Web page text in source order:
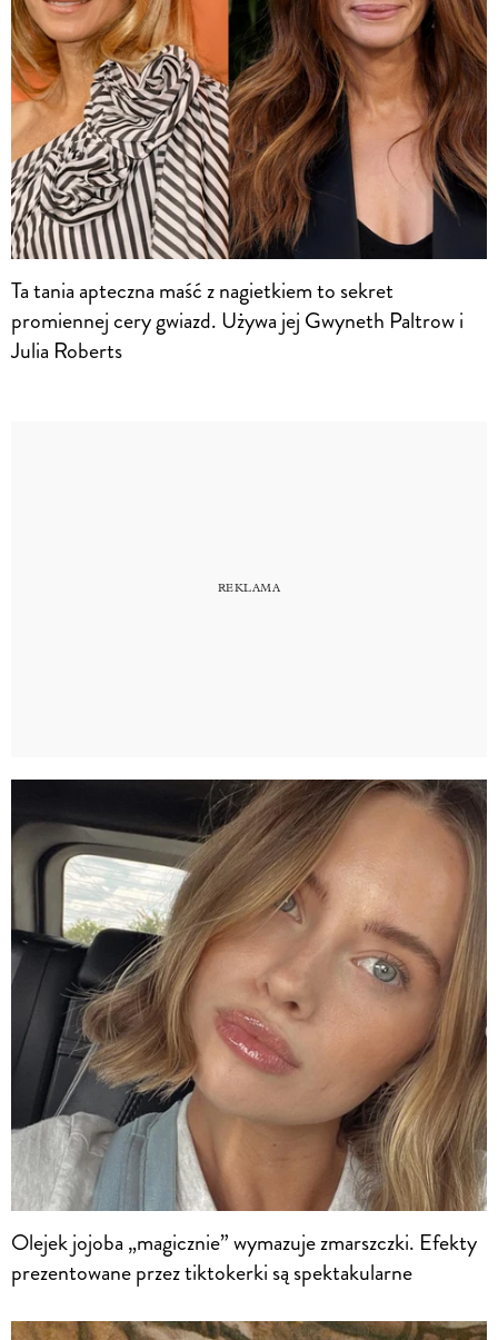
Ta tania apteczna maść z nagietkiem to sekret
promiennej cery gwiazd. Używa jej Gwyneth Paltrow i
Julia Roberts
Olejek jojoba „magicznie” wymazuje zmarszczki. Efekty
prezentowane przez tiktokerki są spektakularne